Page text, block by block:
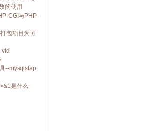
的使用
CGI与PHP-
包项目为可
vld
--mysqlslap
是什么